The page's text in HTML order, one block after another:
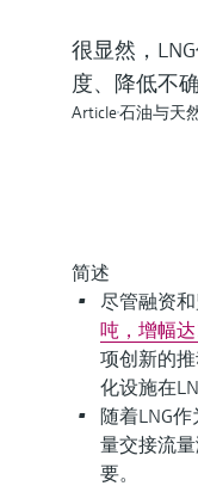
很显然，
度、降低不
Article石油与天
简述
尽管融资
吨，增幅
项创新的
化设施在
随着LNG
量交接流
要。